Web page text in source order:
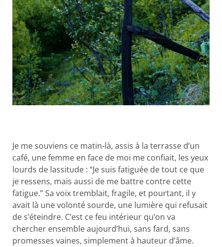
Je me souviens ce matin-là, assis à la terrasse d’un
café, une femme en face de moi me confiait, les yeux
lourds de lassitude : “Je suis fatiguée de tout ce que
je ressens, mais aussi de me battre contre cette
fatigue.” Sa voix tremblait, fragile, et pourtant, il y
avait là une volonté sourde, une lumière qui refusait
de s’éteindre. C’est ce feu intérieur qu’on va
chercher ensemble aujourd’hui, sans fard, sans
promesses vaines, simplement à hauteur d’âme.